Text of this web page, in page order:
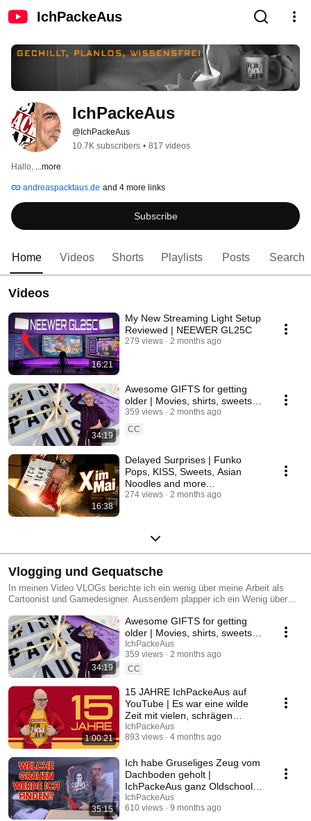
IchPackeAus
IchPackeAus
@IchPackeAus
10.7K subscribers • 817 videos
Hallo, ...more
andreaspacktaus.de and 4 more links
Subscribe
Home Videos Shorts Playlists Posts Search
Videos
16:21
My New Streaming Light Setup
Reviewed | NEEWER GL25C
279 views 2 months ago
34:19
Awesome GIFTS for getting
older | Movies, shirts, sweets,
quirky stuff and much more |
THANK YOU
359 views
2 months ago
CC
16:38
Delayed Surprises | Funko
Pops, KISS, Sweets, Asian
Noodles and more...
274 views 2 months ago
Vlogging und Gequatsche
In meinen Video VLOGs berichte ich ein wenig über meine Arbeit als
Cartoonist und Gamedesigner. Ausserdem plapper ich ein Wenig über
34:19
Awesome GIFTS for getting
older | Movies, shirts, sweets,
quirky stuff and much more |
THANK YOU
IchPackeAus
359 views
2 months ago
CC
1:00:21
15 JAHRE IchPackeAus auf
YouTube | Es war eine wilde
Zeit mit vielen, schrägen
Videos
IchPackeAus
893 views
4 months ago
35:15
Ich habe Gruseliges Zeug vom
Dachboden geholt |
IchPackeAus ganz Oldschool
und gechillt
IchPackeAus
610 views
9 months ago